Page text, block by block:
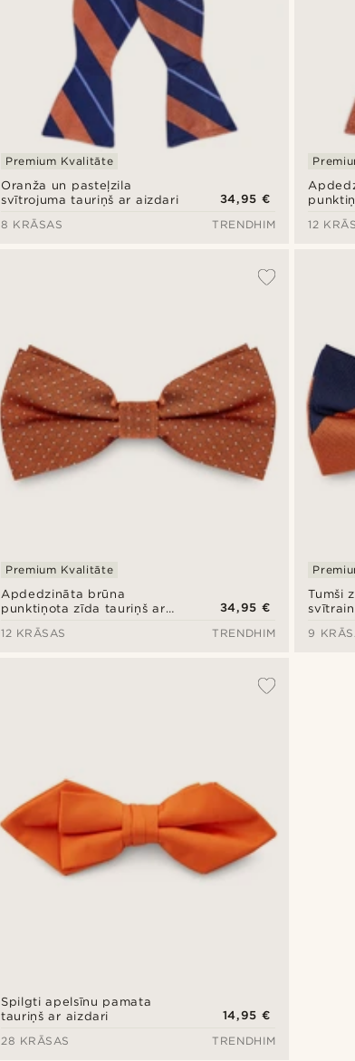
Oranža un pasteļzila
svītrojuma tauriņš ar aizdari
Premium Kvalitāte
34,95 €
8 KRĀSAS
TRENDHIM
12
Apdedzināta brūna
punktiņota zīda tauriņš ar
Premium Kvalitāte
34,95 €
12 KRĀSAS
TRENDHIM
Tumši
9
Spilgti apelsīnu pamata
tauriņš ar aizdari
14,95 €
28 KRĀSAS
TRENDHIM